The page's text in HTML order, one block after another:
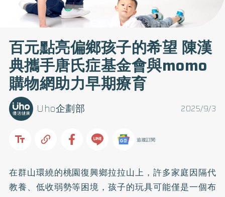
百元點亮偏鄉孩子的希望 陳漢
典攜手唐氏症基金會與momo
購物網助力早期療育
2025/9/3
Uho企劃部
追蹤訂閱
在群山環繞的桃園復興鄉拉拉山上，許多家庭因隔代
教養、低收弱勢等困境，孩子的玩具可能僅是一個布